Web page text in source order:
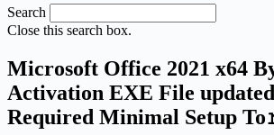
Search
Close this search box.
Microsoft Office 2021 x64
Activation EXE File
Required Minimal Setup